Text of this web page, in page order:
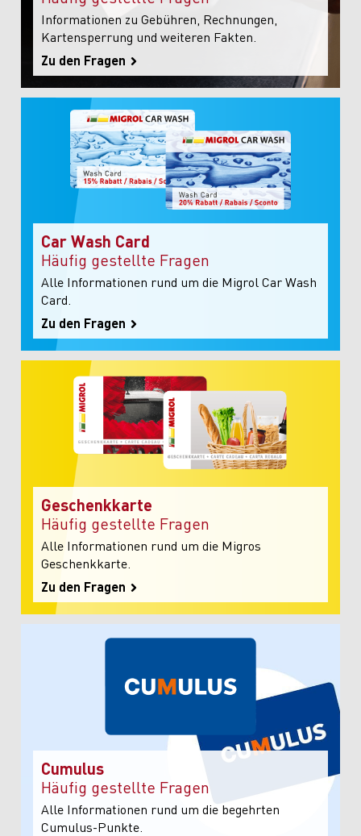
Informationen zu Gebühren, Rechnungen,
Kartensperrung und weiteren Fakten.
Zu den Fragen
Car Wash Card
Häufig gestellte Fragen
Alle Informationen rund um die Migrol Car Wash
Card.
Zu den Fragen
Geschenkkarte
Häufig gestellte Fragen
Alle Informationen rund um die Migros
Geschenkkarte.
Zu den Fragen
Cumulus
Häufig gestellte Fragen
Alle Informationen rund um die begehrten
Cumulus-Punkte.